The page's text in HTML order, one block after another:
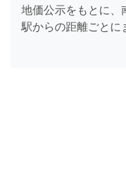
地価公示をもとに、
駅からの距離ごとに